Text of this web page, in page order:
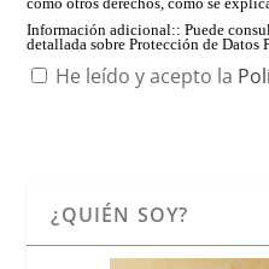
como otros derechos, como se
Información adicional:: Puede
detallada sobre Protección de Datos
He leído y acepto la
¿QUIÉN SOY?